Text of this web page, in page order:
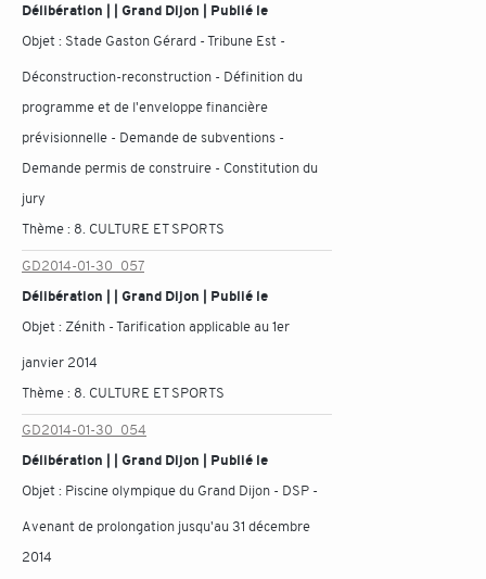
Délibération | | Grand Dijon | Publié le
Objet : Stade Gaston Gérard - Tribune Est -
Déconstruction-reconstruction - Définition du
programme et de l'enveloppe financière
prévisionnelle - Demande de subventions -
Demande permis de construire - Constitution du
jury
Thème : 8. CULTURE ET SPORTS
GD2014-01-30_057
Délibération | | Grand Dijon | Publié le
Objet : Zénith - Tarification applicable au 1er
janvier 2014
Thème : 8. CULTURE ET SPORTS
GD2014-01-30_054
Délibération | | Grand Dijon | Publié le
Objet : Piscine olympique du Grand Dijon - DSP -
Avenant de prolongation jusqu'au 31 décembre
2014